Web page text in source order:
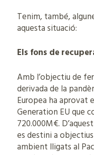
Tenim, també,
aquesta situació:
Els fons de
Amb l’objectiu de
derivada de la
Europea ha aprovat
Generation EU que
720.000M€.
es destini a
ambient lligats al